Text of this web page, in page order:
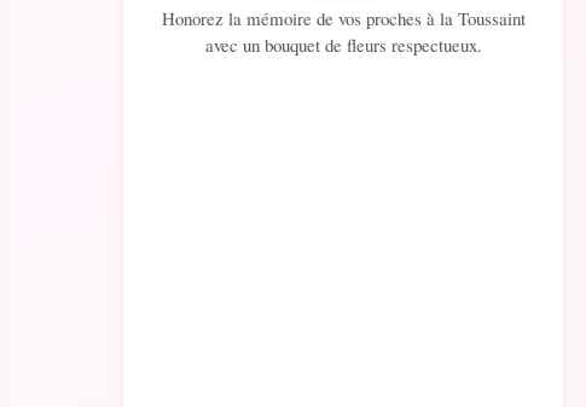
Honorez la mémoire de vos proches à la Toussaint
avec un bouquet de fleurs respectueux.